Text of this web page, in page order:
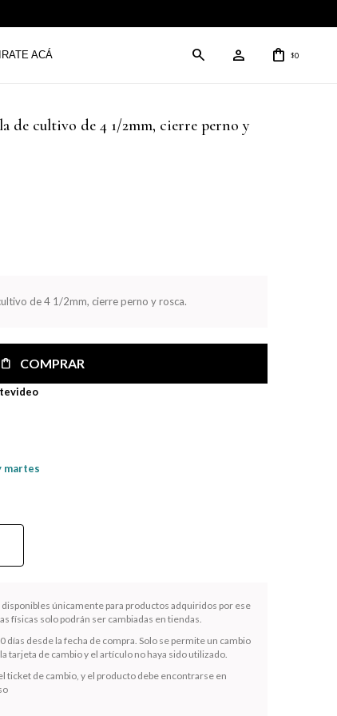
ACÁ $0
de cultivo de 4 1/2mm, cierre perno y
de 4 1/2mm, cierre perno y rosca.
COMPRAR
martes
únicamente para productos adquiridos por ese
físicas solo podrán ser cambiadas en tiendas.
días desde la fecha de compra. Solo se permite un cambio
tarjeta de cambio y el artículo no haya sido utilizado.
ticket de cambio, y el producto debe encontrarse en